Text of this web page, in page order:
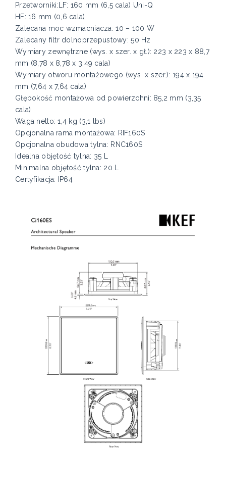
Przetworniki:LF: 160 mm (6,5 cala) Uni-Q
HF: 16 mm (0,6 cala)
Zalecana moc wzmacniacza: 10 – 100 W
Zalecany filtr dolnoprzepustowy: 50 Hz
Wymiary zewnętrzne (wys. x szer. x gł.): 223 x 223 x 88,7
mm (8,78 x 8,78 x 3,49 cala)
Wymiary otworu montażowego (wys. x szer.): 194 x 194
mm (7,64 x 7,64 cala)
Głębokość montażowa od powierzchni: 85,2 mm (3,35
cala)
Waga netto: 1,4 kg (3,1 lbs)
Opcjonalna rama montażowa: RIF160S
Opcjonalna obudowa tylna: RNC160S
Idealna objętość tylna: 35 L
Minimalna objętość tylna: 20 L
Certyfikacja: IP64